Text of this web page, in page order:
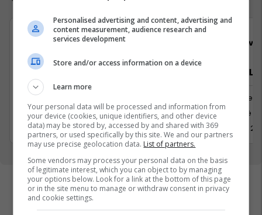
Bau Market
Udhëheqës i Zyrës së Financave
Banka dhe Financa
Prishtine
2 Korrik 2026
Zyrtar/e
Juridike
Kosovë
1 Korrik
Personalised advertising and content, advertising and
content measurement, audience research and
services development
Store and/or access information on a device
Learn more
Your personal data will be processed and information from
your device (cookies, unique identifiers, and other device
data) may be stored by, accessed by and shared with 369
partners, or used specifically by this site. We and our partners
may use precise geolocation data. List of partners.
Some vendors may process your personal data on the basis
of legitimate interest, which you can object to by managing
your options below. Look for a link at the bottom of this page
or in the site menu to manage or withdraw consent in privacy
and cookie settings.